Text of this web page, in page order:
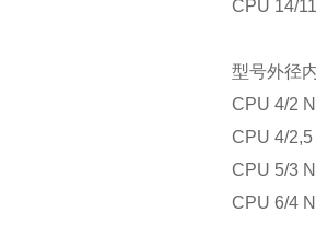
CPU 14/
型号外径
CPU 4/2 N
CPU 4/2,5
CPU 5/3 N
CPU 6/4 N